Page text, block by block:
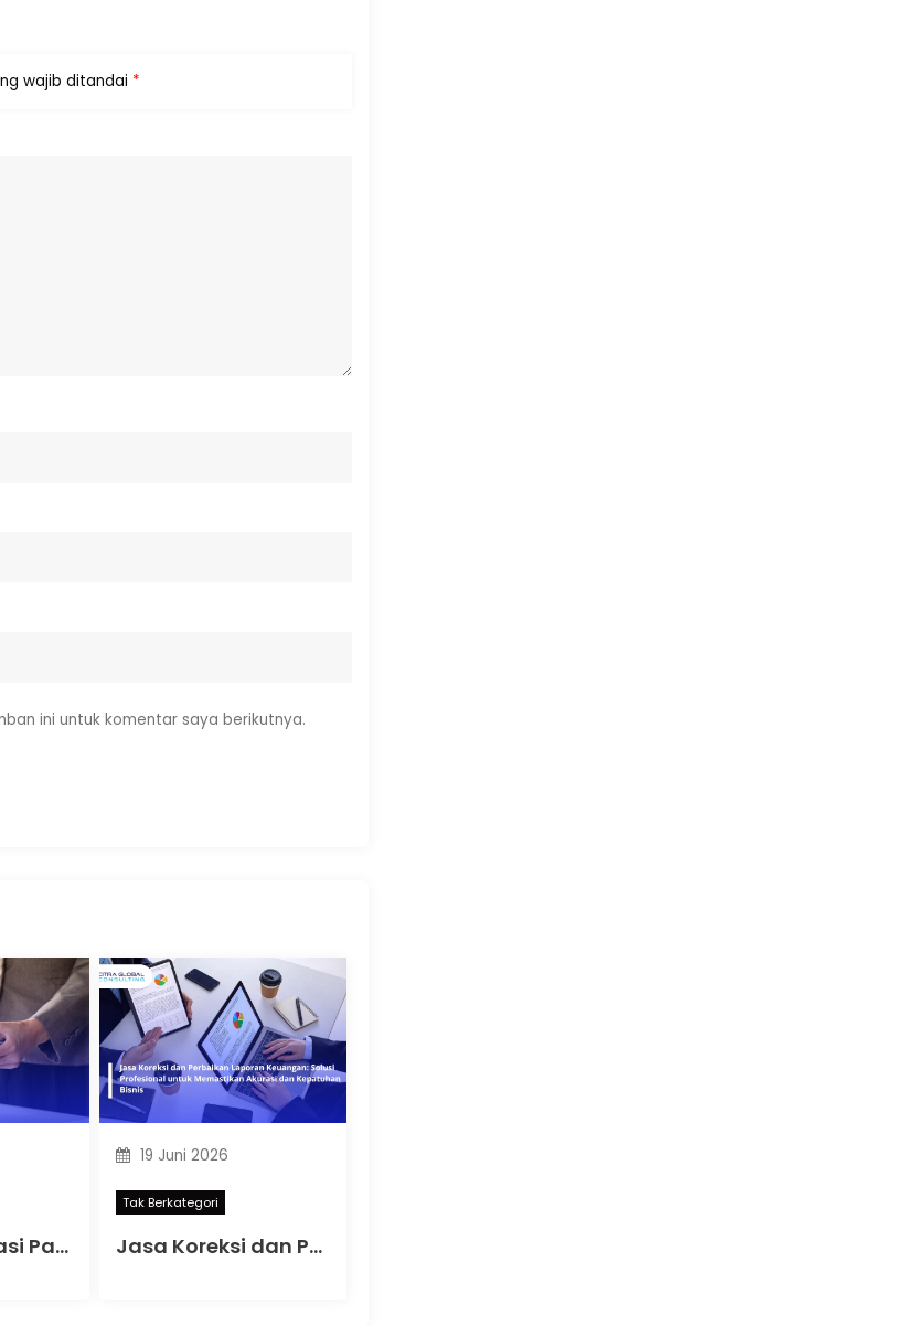
wajib ditandai *
ini untuk komentar saya berikutnya.
Jasa Konsultasi Pajak Online: Solusi Praktis untuk Kepatuhan Pajak Perusahaan dan Pelaku Usaha
19 Juni 2026
Tak Berkategori
Jasa Koreksi dan Perbaikan Laporan Keuangan: Solusi Profesional untuk Memastikan Akurasi dan Kepatuhan Bisnis